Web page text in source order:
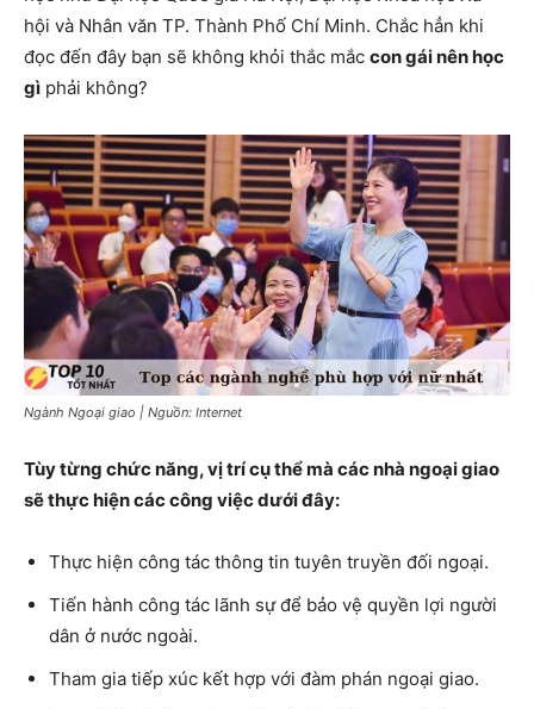
hội và Nhân văn TP. Thành Phố Chí Minh. Chắc hẳn khi
đọc đến đây bạn sẽ không khỏi thắc mắc con gái nên học
gì phải không?
Ngành Ngoại giao | Nguồn: Internet
Tùy từng chức năng, vị trí cụ thể mà các nhà ngoại giao
sẽ thực hiện các công việc dưới đây:
Thực hiện công tác thông tin tuyên truyền đối ngoại.
Tiến hành công tác lãnh sự để bảo vệ quyền lợi người
dân ở nước ngoài.
Tham gia tiếp xúc kết hợp với đàm phán ngoại giao.